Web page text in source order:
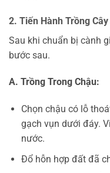
2. Tiến Hành Trồng
Sau khi chuẩn bị cành
bước sau.
A. Trồng Trong Chậu:
Chọn chậu có lỗ
gạch vụn dưới đáy.
nước.
Đổ hỗn hợp đất đã